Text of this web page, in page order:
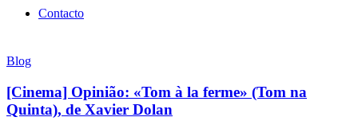
Contacto
Blog
[Cinema] Opinião: «Tom à la ferme» (Tom na
Quinta), de Xavier Dolan